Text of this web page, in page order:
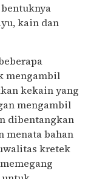
kain dan
mengambil
kekain yang
mengambil
dibentangkan
menata bahan
kretek